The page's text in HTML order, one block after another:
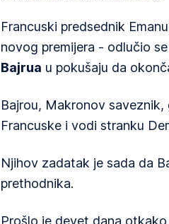
Francuski predsednik
novog premijera - odlučio
Bajrua u pokušaju da
Bajrou, Makronov
Francuske i vodi stranku
Njihov zadatak je sada da
prethodnika.
Prošlo je devet dana